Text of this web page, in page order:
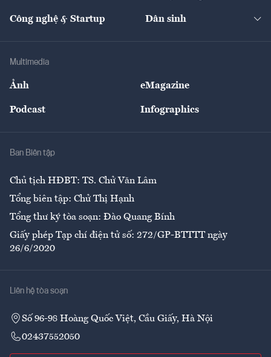
Tư vấn Nông sản
Giải trí
Công nghệ & Startup Dân sinh
Multimedia
Ảnh eMagazine
Podcast Infographics
Ban Biên tập
Chủ tịch HĐBT: TS. Chử Văn Lâm
Tổng biên tập: Chử Thị Hạnh
Tổng thư ký tòa soạn: Đào Quang Bính
Giấy phép Tạp chí điện tử số: 272/GP-BTTTT ngày
26/6/2020
Liên hệ tòa soạn
Số 96-98 Hoàng Quốc Việt, Cầu Giấy, Hà Nội
02437552050